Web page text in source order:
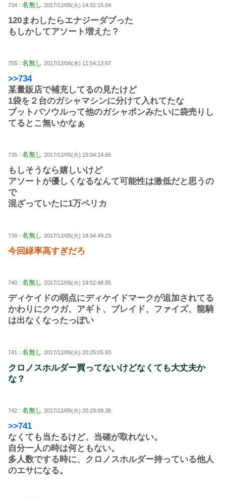
734 : 名無し 2017/12/05(火) 14:32:15.04
120まわしたらエナジーダブった
もしかしてアソート増えた？
755 : 名無し 2017/12/06(水) 11:54:13.67
>>734
某量販店で補充してるの見たけど
1袋を２台のガシャマシンに分けて入れてたな
ブットバソウルって他のガシャポンみたいに袋売りし
てるとこ無いかなぁ
735 : 名無し 2017/12/05(火) 15:04:14.65
もしそうなら嬉しいけど
アソートが優しくなるなんて可能性は激低だと思うの
で
混ざっていたに1万ペリカ
739 : 名無し 2017/12/05(火) 18:34:49.23
今回緑率高すぎだろ
740 : 名無し 2017/12/05(火) 18:52:48.85
ディケイドの弱点にディケイドマークが追加されてる
かわりにクウガ、アギト、ブレイド、ファイズ、龍騎
は出なくなったっぽい
741 : 名無し 2017/12/05(火) 20:25:05.93
クロノスホルダー買ってないけどなくても大丈夫か
な？
742 : 名無し 2017/12/05(火) 20:29:09.38
>>741
なくても当たるけど、当確が取れない。
自分一人の時は何ともない。
多人数でする時に、クロノスホルダー持っている他人
のエサになる。